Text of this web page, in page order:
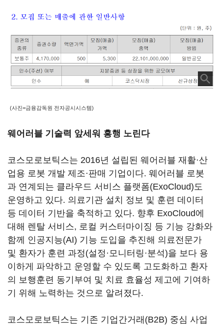
(사진=금융감독원 전자공시시스템)
웨어러블 기술력 앞세워 흥행 노린다
코스모로보틱스는 2016년 설립된 웨어러블 재활·산
업용 로봇 개발 제조·판매 기업이다. 웨어러블 로봇
과 연계되는 클라우드 서비스 플랫폼(ExoCloud)도
운영하고 있다. 의료기관 설치 정보 및 훈련 데이터
등 데이터 기반을 축적하고 있다. 향후 ExoCloud에
대해 렌탈 서비스, 로컬 커스터마이징 등 기능 강화와
함께 인공지능(AI) 기능 도입을 추진해 의료전문가
및 환자가 훈련 과정(설정·모니터링·분석)을 보다 용
이하게 파악하고 운영할 수 있도록 고도화하고 환자
의 보행훈련 동기부여 및 치료 효율성 제고에 기여하
기 위해 노력하는 것으로 알려졌다.
코스모로보틱스는 기존 기업간거래(B2B) 중심 사업